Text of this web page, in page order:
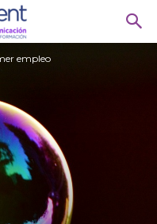
empleo